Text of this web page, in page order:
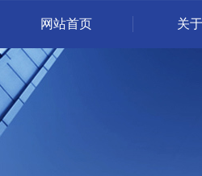
网站首页 关